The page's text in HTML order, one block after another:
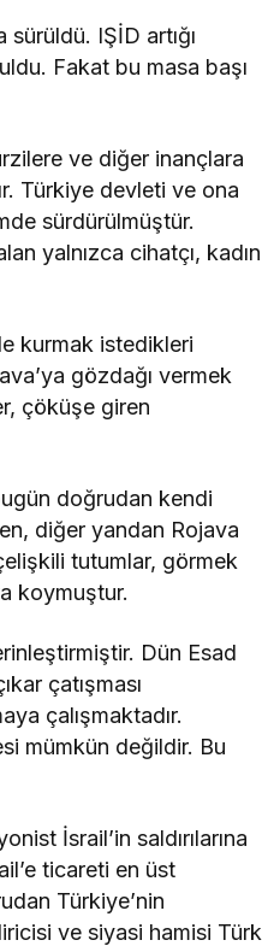
IŞİD artığı
Fakat bu masa başı
ve diğer inançlara
Türkiye devleti ve ona
sürdürülmüştür.
yalnızca cihatçı, kadın
kurmak istedikleri
gözdağı vermek
çöküşe giren
doğrudan kendi
diğer yandan Rojava
tutumlar, görmek
koymuştur.
Dün Esad
çatışması
çalışmaktadır.
mümkün değildir. Bu
İsrail’in saldırılarına
ticareti en üst
Türkiye’nin
ve siyasi hamisi Türk